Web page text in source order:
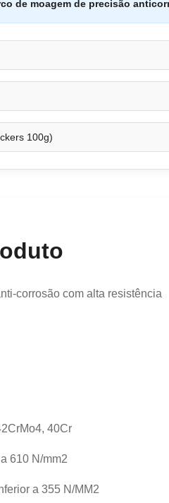
de moagem de precisão
100g)
corrosão com alta resistência
40Cr
610 N/mm2
a 355 N/MM2